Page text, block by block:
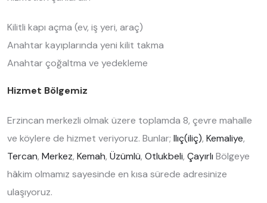
Kilitli kapı açma (ev, iş yeri, araç)
Anahtar kayıplarında yeni kilit takma
Anahtar çoğaltma ve yedekleme
Hizmet Bölgemiz
Erzincan merkezli olmak üzere toplamda 8, çevre mahalle
ve köylere de hizmet veriyoruz. Bunlar; Ilıç(iliç), Kemaliye,
Tercan, Merkez, Kemah, Üzümlü, Otlukbeli, Çayırlı Bölgeye
hâkim olmamız sayesinde en kısa sürede adresinize
ulaşıyoruz.